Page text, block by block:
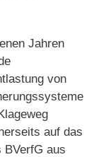
Jahren
von
auf das
BVerfG aus